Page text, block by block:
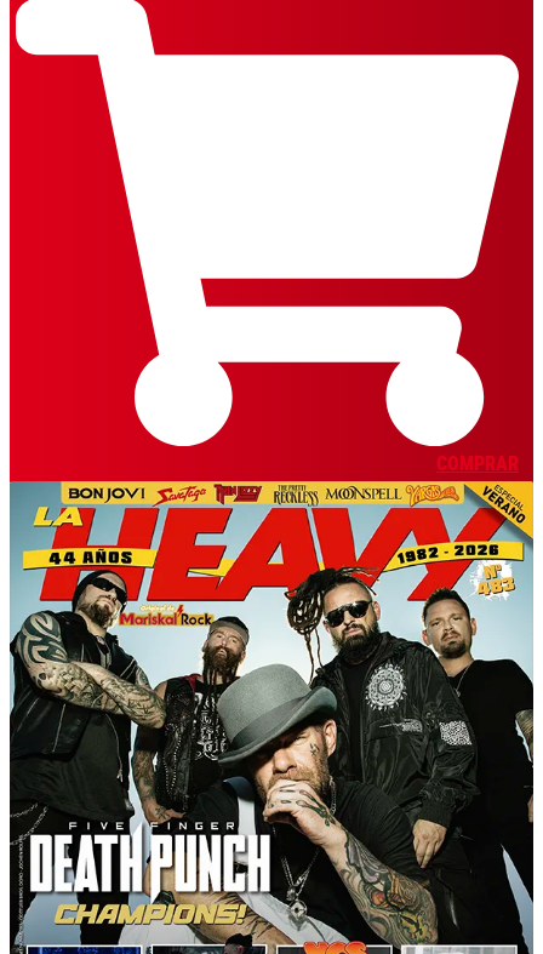
COMPRAR